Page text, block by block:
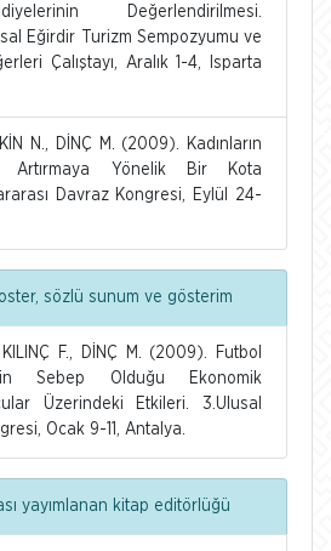
Değerlendirilmesi.
Eğirdir Turizm Sempozyumu ve
Çalıştayı, Aralık 1-4, Isparta
N., DİNÇ M. (2009). Kadınların
Artırmaya Yönelik Bir Kota
Davraz Kongresi, Eylül 24-
sözlü sunum ve gösterim
KILINÇ F., DİNÇ M. (2009). Futbol
Sebep Olduğu Ekonomik
Üzerindeki Etkileri. 3.Ulusal
Ocak 9-11, Antalya.
yayımlanan kitap editörlüğü